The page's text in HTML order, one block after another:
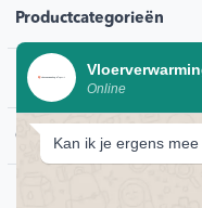
Productcategorieën
Klantenservice
Contact
Online
Kan ik je ergens